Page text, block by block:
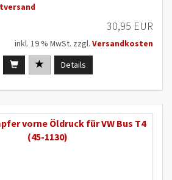
30,95 EUR
inkl. 19 % MwSt. zzgl. Versandkosten
Details